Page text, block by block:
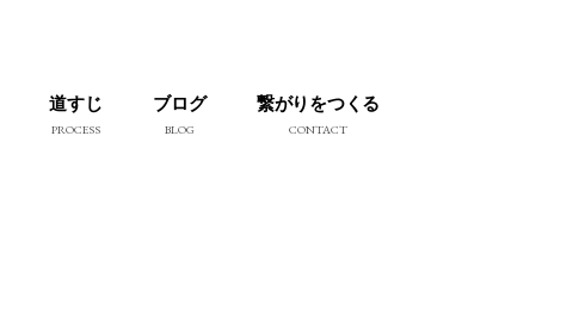
道すじ
PROCESS
ブログ
BLOG
繋がりをつくる
CONTACT